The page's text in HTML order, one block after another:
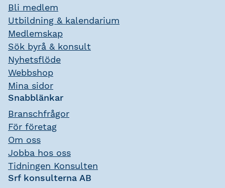
Bli medlem
Utbildning & kalendarium
Medlemskap
Sök byrå & konsult
Nyhetsflöde
Webbshop
Mina sidor
Snabblänkar
Branschfrågor
För företag
Om oss
Jobba hos oss
Tidningen Konsulten
Srf konsulterna AB